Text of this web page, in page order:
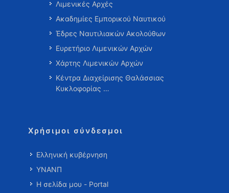
Λιμενικές Αρχές
Ακαδημίες Εμπορικού Ναυτικού
Έδρες Ναυτιλιακών Ακολούθων
Ευρετήριο Λιμενικών Αρχών
Χάρτης Λιμενικών Αρχών
Κέντρα Διαχείρισης Θαλάσσιας
Κυκλοφορίας …
Χρήσιμοι σύνδεσμοι
Ελληνική κυβέρνηση
ΥΝΑΝΠ
Η σελίδα μου - Portal